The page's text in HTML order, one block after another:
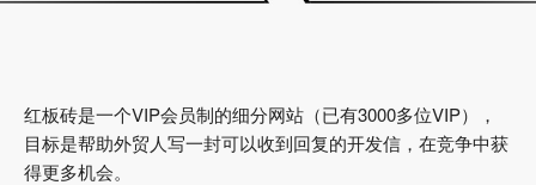
红板砖是一个VIP会员制的细分网站（已有3000多位VIP），
目标是帮助外贸人写一封可以收到回复的开发信，在竞争中获
得更多机会。